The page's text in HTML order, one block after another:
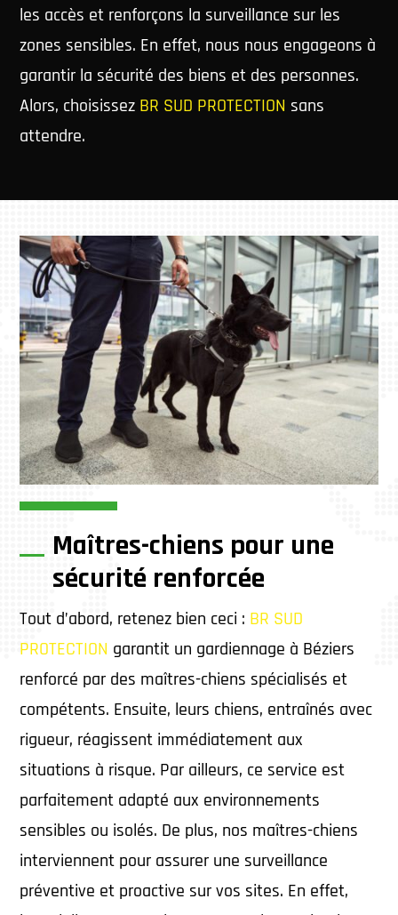
les accès et renforçons la surveillance sur les
zones sensibles. En effet, nous nous engageons à
garantir la sécurité des biens et des personnes.
Alors, choisissez BR SUD PROTECTION sans
attendre.
Maîtres-chiens pour une
sécurité renforcée
Tout d’abord, retenez bien ceci : BR SUD
PROTECTION garantit un gardiennage à Béziers
renforcé par des maîtres-chiens spécialisés et
compétents. Ensuite, leurs chiens, entraînés avec
rigueur, réagissent immédiatement aux
situations à risque. Par ailleurs, ce service est
parfaitement adapté aux environnements
sensibles ou isolés. De plus, nos maîtres-chiens
interviennent pour assurer une surveillance
préventive et proactive sur vos sites. En effet,